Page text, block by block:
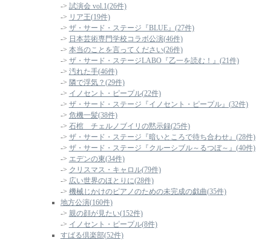
-> 試演会 vol.1(26件)
-> リア王(19件)
-> ザ・サード・ステージ『BLUE』(27件)
-> 日本芸術専門学校コラボ公演(46件)
-> 本当のことを言ってください(26件)
-> ザ・サード・ステージLABO『乙一を読む！』(21件)
-> 汚れた手(46件)
-> 隣で浮気？(29件)
-> イノセント・ピープル(22件)
-> ザ・サード・ステージ『イノセント・ピープル』(32件)
-> 危機一髪(38件)
-> 石棺 チェルノブイリの黙示録(25件)
-> ザ・サード・ステージ『暗いところで待ち合わせ』(28件)
-> ザ・サード・ステージ『クルーシブル～るつぼ～』(40件)
-> エデンの東(34件)
-> クリスマス・キャロル(79件)
-> 広い世界のほとりに(28件)
-> 機械じかけのピアノのための未完成の戯曲(35件)
地方公演(160件)
-> 親の顔が見たい(152件)
-> イノセント・ピープル(8件)
すばる倶楽部(52件)